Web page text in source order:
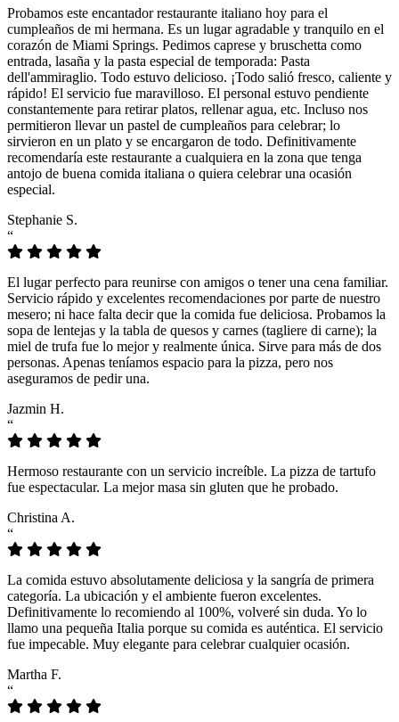
Probamos este encantador restaurante italiano hoy para el
cumpleaños de mi hermana. Es un lugar agradable y tranquilo en el
corazón de Miami Springs. Pedimos caprese y bruschetta como
entrada, lasaña y la pasta especial de temporada: Pasta
dell'ammiraglio. Todo estuvo delicioso. ¡Todo salió fresco, caliente y
rápido! El servicio fue maravilloso. El personal estuvo pendiente
constantemente para retirar platos, rellenar agua, etc. Incluso nos
permitieron llevar un pastel de cumpleaños para celebrar; lo
sirvieron en un plato y se encargaron de todo. Definitivamente
recomendaría este restaurante a cualquiera en la zona que tenga
antojo de buena comida italiana o quiera celebrar una ocasión
especial.
Stephanie S.
“
El lugar perfecto para reunirse con amigos o tener una cena familiar.
Servicio rápido y excelentes recomendaciones por parte de nuestro
mesero; ni hace falta decir que la comida fue deliciosa. Probamos la
sopa de lentejas y la tabla de quesos y carnes (tagliere di carne); la
miel de trufa fue lo mejor y realmente única. Sirve para más de dos
personas. Apenas teníamos espacio para la pizza, pero nos
aseguramos de pedir una.
Jazmin H.
“
Hermoso restaurante con un servicio increíble. La pizza de tartufo
fue espectacular. La mejor masa sin gluten que he probado.
Christina A.
“
La comida estuvo absolutamente deliciosa y la sangría de primera
categoría. La ubicación y el ambiente fueron excelentes.
Definitivamente lo recomiendo al 100%, volveré sin duda. Yo lo
llamo una pequeña Italia porque su comida es auténtica. El servicio
fue impecable. Muy elegante para celebrar cualquier ocasión.
Martha F.
“